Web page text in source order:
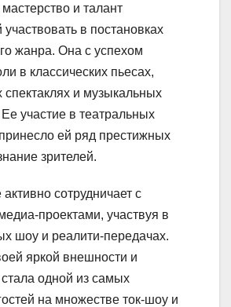
и талант
в постановках
жанра. Она с успехом
в классических пьесах,
и музыкальных
участие в театральных
ей ряд престижных
зрителей.
сотрудничает с
проектами, участвуя в
шоу и реалити-передачах.
яркой внешности и
одной из самых
на множестве ток-шоу и